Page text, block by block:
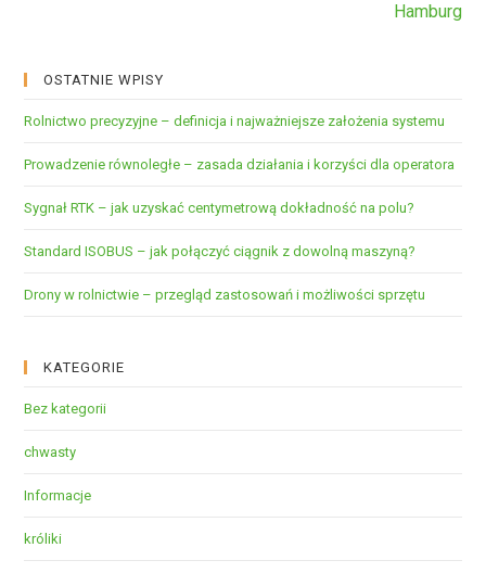
Hamburg
OSTATNIE WPISY
Rolnictwo precyzyjne – definicja i najważniejsze założenia systemu
Prowadzenie równoległe – zasada działania i korzyści dla operatora
Sygnał RTK – jak uzyskać centymetrową dokładność na polu?
Standard ISOBUS – jak połączyć ciągnik z dowolną maszyną?
Drony w rolnictwie – przegląd zastosowań i możliwości sprzętu
KATEGORIE
Bez kategorii
chwasty
Informacje
króliki